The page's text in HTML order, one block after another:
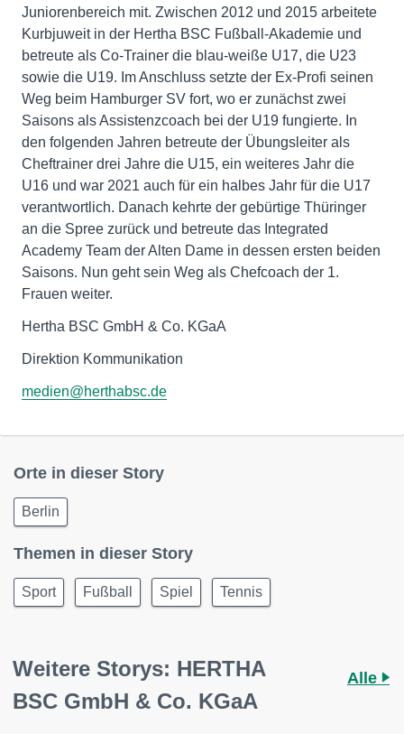
Juniorenbereich mit. Zwischen 2012 und 2015 arbeitete
Kurbjuweit in der Hertha BSC Fußball-Akademie und
betreute als Co-Trainer die blau-weiße U17, die U23
sowie die U19. Im Anschluss setzte der Ex-Profi seinen
Weg beim Hamburger SV fort, wo er zunächst zwei
Saisons als Assistenzcoach bei der U19 fungierte. In
den folgenden Jahren betreute der Übungsleiter als
Cheftrainer drei Jahre die U15, ein weiteres Jahr die
U16 und war 2021 auch für ein halbes Jahr für die U17
verantwortlich. Danach kehrte der gebürtige Thüringer
an die Spree zurück und betreute das Integrated
Academy Team der Alten Dame in dessen ersten beiden
Saisons. Nun geht sein Weg als Chefcoach der 1.
Frauen weiter.
Hertha BSC GmbH & Co. KGaA
Direktion Kommunikation
medien@herthabsc.de
Orte in dieser Story
Berlin
Themen in dieser Story
Sport Fußball Spiel Tennis
Weitere Storys: HERTHA
BSC GmbH & Co. KGaA
Alle